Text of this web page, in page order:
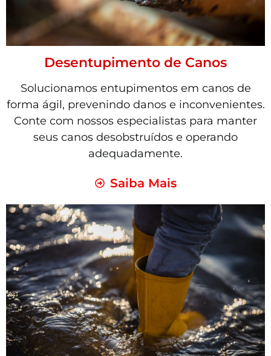
Desentupimento de Canos
Solucionamos entupimentos em canos de
forma ágil, prevenindo danos e inconvenientes.
Conte com nossos especialistas para manter
seus canos desobstruídos e operando
adequadamente.
Saiba Mais